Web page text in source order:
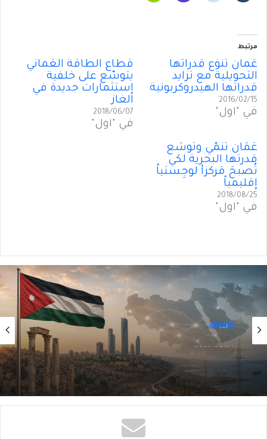
مرتبط
عُمان تنوِّع قدراتها
التحويلية مع تزايد
قدراتها الهيدروكربونية
2016/02/15
في "أول"
قطاع الطاقة العُماني
يتوسّع على خلفية
إستثمارات جديدة في
الغاز
2018/06/07
في "أول"
عُمَان تُنَمّي وتُوسِّع
قدرتها البحرية لكي
تُصبحَ مَركزأ لوجِستياً
إقليمياً
2018/08/25
في "أول"
2026/08/04
الأردن وإعادةُ تَشكيلِ الشرق الأوسط… من إدارةِ
الأزمات إلى بناءِ الدور